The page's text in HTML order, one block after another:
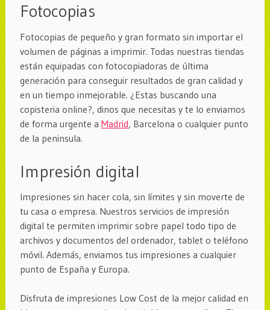
Fotocopias
Fotocopias de pequeño y gran formato sin importar el
volumen de páginas a imprimir. Todas nuestras tiendas
están equipadas con fotocopiadoras de última
generación para conseguir resultados de gran calidad y
en un tiempo inmejorable. ¿Estas buscando una
copisteria online?, dinos que necesitas y te lo enviamos
de forma urgente a Madrid, Barcelona o cualquier punto
de la peninsula.
Impresión digital
Impresiones sin hacer cola, sin límites y sin moverte de
tu casa o empresa. Nuestros servicios de impresión
digital te permiten imprimir sobre papel todo tipo de
archivos y documentos del ordenador, tablet o teléfono
móvil. Además, enviamos tus impresiones a cualquier
punto de España y Europa.
Disfruta de impresiones Low Cost de la mejor calidad en